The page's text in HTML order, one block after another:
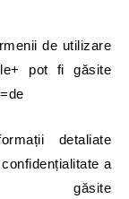
de utilizare
pot fi găsite
detaliate
a
găsite